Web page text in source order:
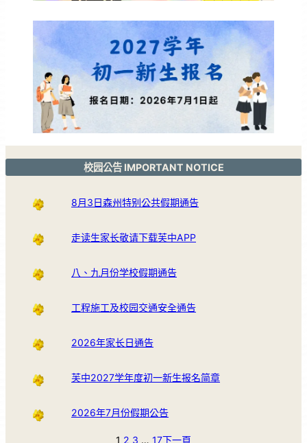
校园公告 IMPORTANT NOTICE
8月3日森州特别公共假期通告
走读生家长敬请下载芙中APP
八、九月份学校假期通告
工程施工及校园交通安全通告
2026年家长日通告
芙中2027学年度初一新生报名简章
2026年7月份假期公告
1 2 3 … 17下一頁